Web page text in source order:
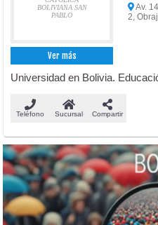
BOLIVIANA SAN
PABLO
Ver más
Av.
2,
Universidad en Bolivia.
Teléfono Sucursal Compartir